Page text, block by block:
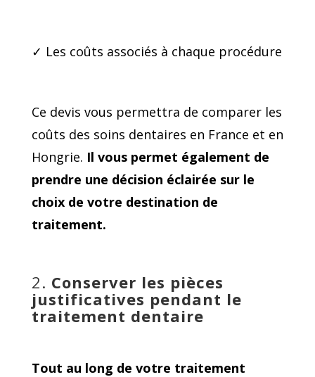
✓ Les coûts associés à chaque procédure
Ce devis vous permettra de comparer les
coûts des soins dentaires en France et en
Hongrie. Il vous permet également de
prendre une décision éclairée sur le
choix de votre destination de
traitement.
2. Conserver les pièces
justificatives pendant le
traitement dentaire
Tout au long de votre traitement